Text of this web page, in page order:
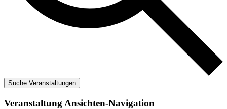
Suche Veranstaltungen
Veranstaltung Ansichten-Navigation